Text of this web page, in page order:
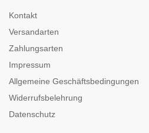
Kontakt
Versandarten
Zahlungsarten
Impressum
Allgemeine Geschäftsbedingungen
Widerrufsbelehrung
Datenschutz